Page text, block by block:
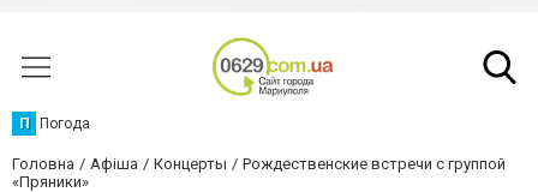
П Погода
Головна Афіша Концерты
Рождественские встречи с группой
«Пряники»